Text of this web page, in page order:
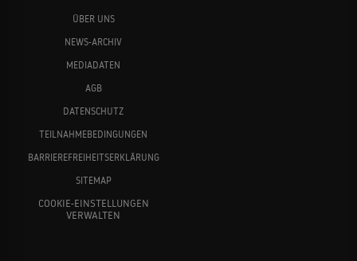
ÜBER UNS
NEWS-ARCHIV
MEDIADATEN
AGB
DATENSCHUTZ
TEILNAHMEBEDINGUNGEN
BARRIEREFREIHEITSERKLÄRUNG
SITEMAP
COOKIE-EINSTELLUNGEN
VERWALTEN